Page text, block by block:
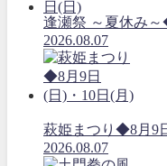
逢瀬祭 ～夏休み
2026.08.07
萩姫まつり◆8月9
2026.08.07